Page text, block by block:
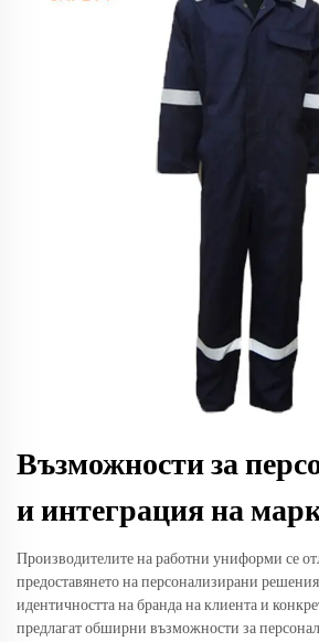
Възможности за
и интеграция на
Производителите на работни униформи се
предоставянето на персонализирани
идентичността на бранда на клиента и
предлагат обширни възможности за